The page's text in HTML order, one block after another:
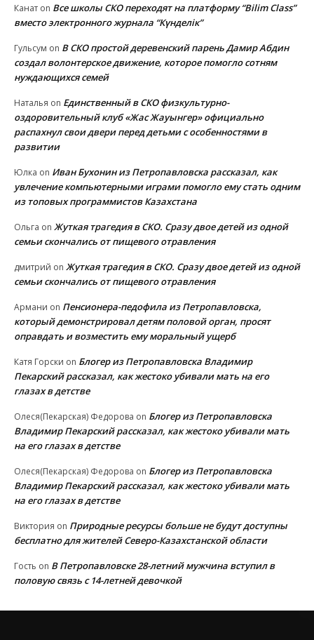
Канат on Все школы СКО переходят на платформу “Bilim Class”
вместо электронного журнала “Күнделік”
Гульсум on В СКО простой деревенский парень Дамир Абдин
создал волонтерское движение, которое помогло сотням
нуждающихся семей
Наталья on Единственный в СКО физкультурно-
оздоровительный клуб «Жас Жауынгер» официально
распахнул свои двери перед детьми с особенностями в
развитии
Юлка on Иван Бухонин из Петропавловска рассказал, как
увлечение компьютерными играми помогло ему стать одним
из топовых программистов Казахстана
Ольга on Жуткая трагедия в СКО. Сразу двое детей из одной
семьи скончались от пищевого отравления
дмитрий on Жуткая трагедия в СКО. Сразу двое детей из одной
семьи скончались от пищевого отравления
Армани on Пенсионера-педофила из Петропавловска,
который демонстрировал детям половой орган, просят
оправдать и возместить ему моральный ущерб
Катя Горски on Блогер из Петропавловска Владимир
Пекарский рассказал, как жестоко убивали мать на его
глазах в детстве
Олеся(Пекарская) Федорова on Блогер из Петропавловска
Владимир Пекарский рассказал, как жестоко убивали мать
на его глазах в детстве
Олеся(Пекарская) Федорова on Блогер из Петропавловска
Владимир Пекарский рассказал, как жестоко убивали мать
на его глазах в детстве
Виктория on Природные ресурсы больше не будут доступны
бесплатно для жителей Северо-Казахстанской области
Гость on В Петропавловске 28-летний мужчина вступил в
половую связь с 14-летней девочкой